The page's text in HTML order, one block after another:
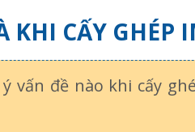
KHI CẤY GHÉP
vấn đề nào khi cấy